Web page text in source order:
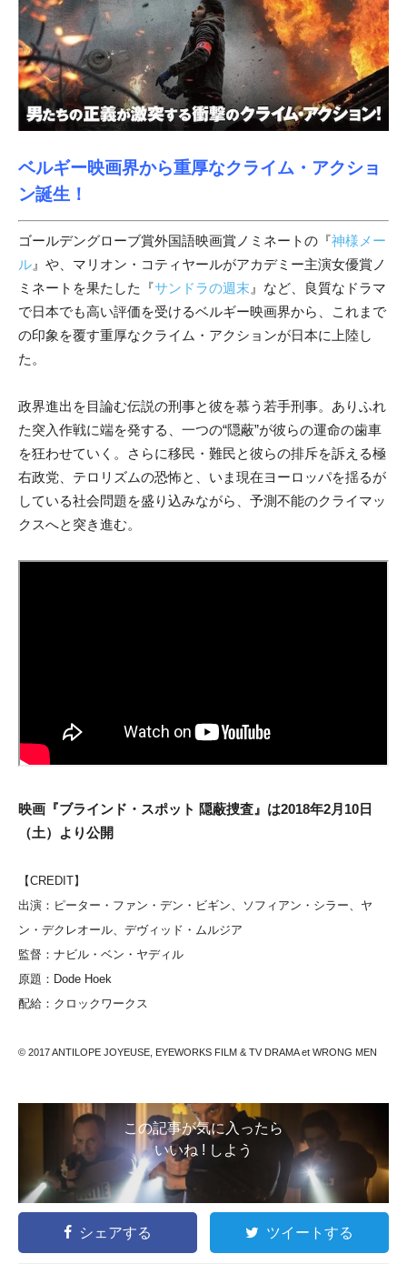
ベルギー映画界から重厚なクライム・アクショ
ン誕生！
ゴールデングローブ賞外国語映画賞ノミネートの『神様メー
ル 』や、マリオン・コティヤールがアカデミー主演女優賞ノ
ミネートを果たした『サンドラの週末 』など、良質なドラマ
で日本でも高い評価を受けるベルギー映画界から、これまで
の印象を覆す重厚なクライム・アクションが日本に上陸し
た。
政界進出を目論む伝説の刑事と彼を慕う若手刑事。ありふれ
た突入作戦に端を発する、一つの“隠蔽”が彼らの運命の歯車
を狂わせていく。さらに移民・難民と彼らの排斥を訴える極
右政党、テロリズムの恐怖と、いま現在ヨーロッパを揺るが
している社会問題を盛り込みながら、予測不能のクライマッ
クスへと突き進む。
映画『ブラインド・スポット 隠蔽捜査』は2018年2月10日
（土）より公開
【CREDIT】
出演：ピーター・ファン・デン・ビギン、ソフィアン・シラー、ヤ
ン・デクレオール、デヴィッド・ムルジア
監督：ナビル・ベン・ヤディル
原題：Dode Hoek
配給：クロックワークス
© 2017 ANTILOPE JOYEUSE, EYEWORKS FILM & TV DRAMA et WRONG MEN
この記事が気に入ったら
いいね ! しよう
シェアする ツイートする